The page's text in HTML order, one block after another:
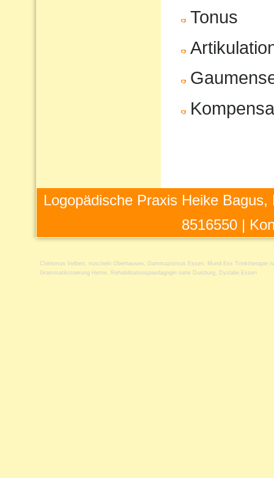
Tonus
Logopädische Praxis Heike
8516550 |
Chitismus Velbert nuscheln Oberhausen Gammazismus Essen
Mund Ess Trinktherapie
Grammatikstoerung Herne
Rehabilitationspaedagogin nahe Duisburg Dyslalie Essen